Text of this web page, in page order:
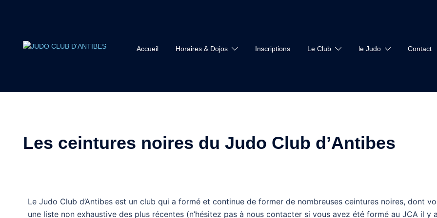
Accueil Horaires & Dojos Inscriptions Le Club le Judo Contact
Les ceintures noires du Judo Club d’Antibes
Le Judo Club d’Antibes est un club qui a formé et continue de former de nombreuses ceintures noires, dont
une liste non exhaustive des plus récentes (n’hésitez pas à nous contacter si vous avez été formé au JCA il y a